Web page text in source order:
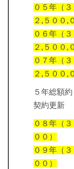
０５年（
２,５００,
０６年（
２,５００,
０７年（
２,５００,
５年総額
契約更新
０８年（
００）
０９年（
００）